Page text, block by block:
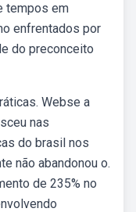
tempos em
enfrentados por
do preconceito
Webse a
nas
do brasil nos
não abandonou o.
de 235% no